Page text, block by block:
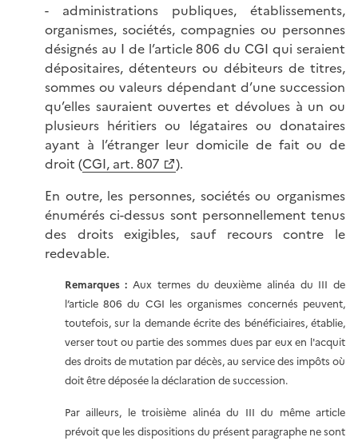
- administrations publiques, établissements,
organismes, sociétés, compagnies ou personnes
désignés au I de l’article 806 du CGI qui seraient
dépositaires, détenteurs ou débiteurs de titres,
sommes ou valeurs dépendant d’une succession
qu’elles sauraient ouvertes et dévolues à un ou
plusieurs héritiers ou légataires ou donataires
ayant à l’étranger leur domicile de fait ou de
droit (CGI, art. 807
).
En outre, les personnes, sociétés ou organismes
énumérés ci-dessus sont personnellement tenus
des droits exigibles, sauf recours contre le
redevable.
Remarques : Aux termes du deuxième alinéa du III de
l’article 806 du CGI les organismes concernés peuvent,
toutefois, sur la demande écrite des bénéficiaires, établie,
verser tout ou partie des sommes dues par eux en l'acquit
des droits de mutation par décès, au service des impôts où
doit être déposée la déclaration de succession.
Par ailleurs, le troisième alinéa du III du même article
prévoit que les dispositions du présent paragraphe ne sont